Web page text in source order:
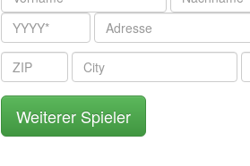
Jahr
Adresse
ZIP City
Weiterer Spieler